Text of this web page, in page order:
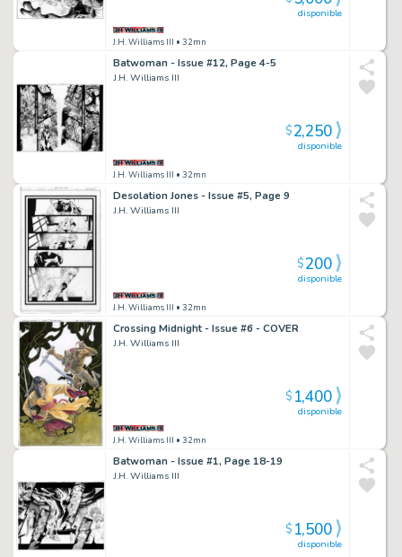
J.H. Williams III • 32mn
disponible
Batwoman - Issue #12, Page 4-5
J.H. Williams III
J.H. Williams III • 32mn
disponible
$2,250
Desolation Jones - Issue #5, Page 9
J.H. Williams III
J.H. Williams III • 32mn
disponible
$200
Crossing Midnight - Issue #6 - COVER
J.H. Williams III
J.H. Williams III • 32mn
disponible
$1,400
Batwoman - Issue #1, Page 18-19
J.H. Williams III
disponible
$1,500